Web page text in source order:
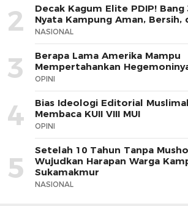
2
Decak Kagum Elite PDIP!
Nyata Kampung Aman, Bersih,
NASIONAL
3
Berapa Lama Amerika Mampu
Mempertahankan
OPINI
4
Bias Ideologi Editorial
Membaca KUII VIII MUI
OPINI
5
Setelah 10 Tahun Tanpa
Wujudkan Harapan Warga
Sukamakmur
NASIONAL